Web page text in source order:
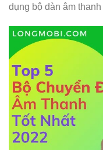
dụng bộ dàn âm